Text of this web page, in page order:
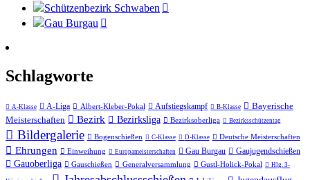
Schützenbezirk Schwaben
Gau Burgau
Schlagworte
A-Klasse A-Liga Albert-Kleber-Pokal Aufstiegskampf B-Klasse
Bayerische
Meisterschaften
Bezirk Bezirksliga Bezirksoberliga Bezirksschützentag
Bildergalerie Bogenschießen C-Klasse D-Klasse Deutsche Meisterschaften
Ehrungen Einweihung Europameisterschaften Gau Burgau Gaujugendschießen
Gauoberliga Gauschießen Generalversammlung Gustl-Holick-Pokal Hlg. 3-